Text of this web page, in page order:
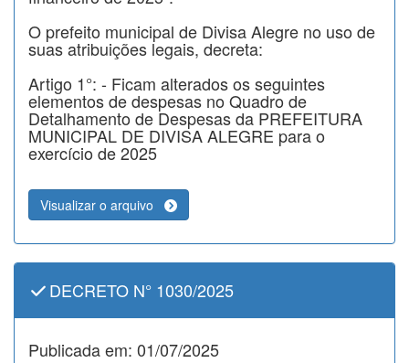
O prefeito municipal de Divisa Alegre no uso de
suas atribuições legais, decreta:
Artigo 1°: - Ficam alterados os seguintes
elementos de despesas no Quadro de
Detalhamento de Despesas da PREFEITURA
MUNICIPAL DE DIVISA ALEGRE para o
exercício de 2025
Visualizar o arquivo
DECRETO N° 1030/2025
Publicada em: 01/07/2025